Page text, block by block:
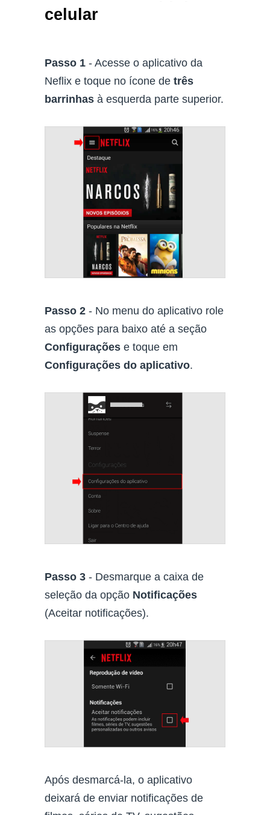
celular
Passo 1 - Acesse o aplicativo da
Neflix e toque no ícone de três
barrinhas à esquerda parte superior.
Passo 2 - No menu do aplicativo role
as opções para baixo até a seção
Configurações e toque em
Configurações do aplicativo.
Passo 3 - Desmarque a caixa de
seleção da opção Notificações
(Aceitar notificações).
Após desmarcá-la, o aplicativo
deixará de enviar notificações de